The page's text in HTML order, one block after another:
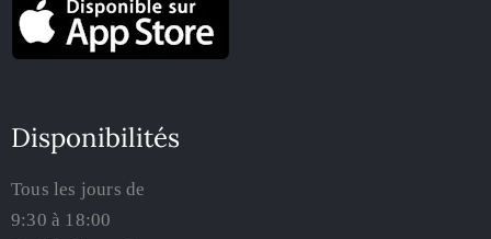
Disponibilités
Tous les jours de
9:30 à 18:00